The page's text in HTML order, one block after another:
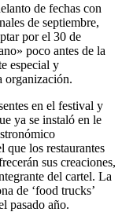
de fechas con
de septiembre,
por el 30 de
poco antes de la
especial y
organización.
en el festival y
ya se instaló en le
que los restaurantes
sus creaciones,
del cartel. La
de ‘food trucks’
pasado año.